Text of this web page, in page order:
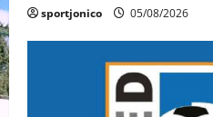
sportjonico 05/08/2026